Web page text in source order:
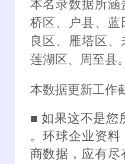
本名录数据所
桥区、户县、
良区、雁塔区
莲湖区、周至县
本数据更新工作
■ 如果这不是您
。环球企业资
商数据，应有